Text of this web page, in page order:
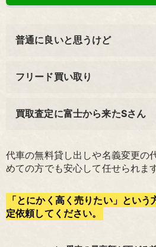
普通に良いと思うけど
フリード買い取り
買取査定に富士から来たSさん
代車の無料貸し出しや名義変更の
めての方でも安心して任せられます
「とにかく高く売りたい」とい
定依頼してください。